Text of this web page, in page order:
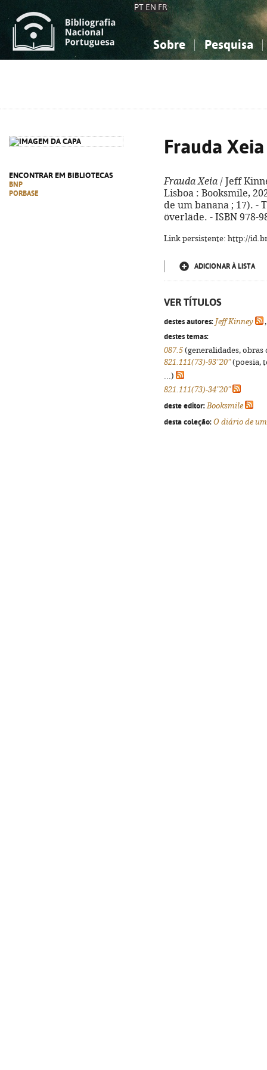
PT EN FR
Sobre Pesquisa
ENCONTRAR EM BIBLIOTECAS
BNP
PORBASE
Frauda Xeia
Frauda Xeia / Jeff
Lisboa : Booksmile,
de um banana ; 17).
överläde. - ISBN 978-
Link persistente: http://
ADICIONAR À LISTA
VER TÍTULOS
destes autores: Jeff Kinney
destes temas:
087.5 (generalidades,
821.111(73)-93"20"(poesia,
...)
821.111(73)-34"20"
deste editor: Booksmile
desta coleção: O diário de